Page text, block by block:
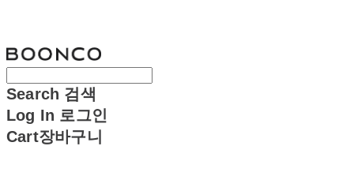
Search 검색
Log In 로그인
Cart장바구니